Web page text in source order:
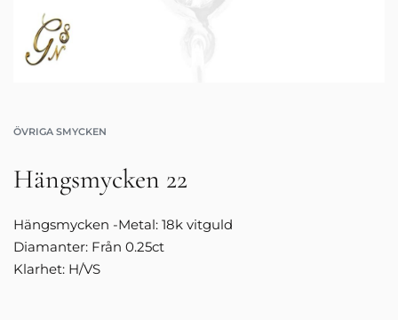
ÖVRIGA SMYCKEN
Hängsmycken 22
Hängsmycken -Metal: 18k vitguld
Diamanter: Från 0.25ct
Klarhet: H/VS